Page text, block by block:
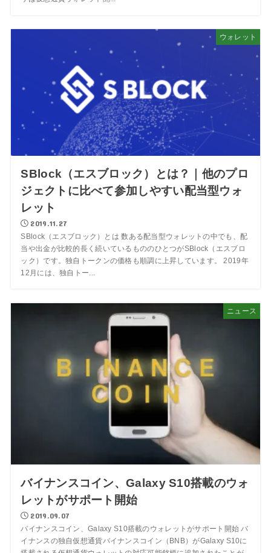
ウォレット
SBlock（エスブロック）とは？｜他のプロ
ジェクトに比べて参加しやすい配当型ウォ
レット
2019.11.27
SBlock（エスブロック）とは 数ある配当型ウォレットの中でも、配
当や出金が比較的長く続いているもののひとつがSBlock（エスブロ
ック）です。独自トークンの価格も順調に上昇しています。 2019年
12月には、独自トー...
ニュース
バイナンスコイン、Galaxy S10搭載のウォ
レットがサポート開始
2019.09.07
バイナンスコイン、Galaxy S10搭載のウォレットがサポート開始 バ
イナンスの独自仮想通貨バイナンスコイン（BNB）がGalaxy S10に